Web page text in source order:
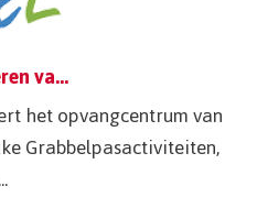
Grabbelpas brengt kinderen van Arendonk en Fedasil samen
het opvangcentrum van
Grabbelpasactiviteiten,